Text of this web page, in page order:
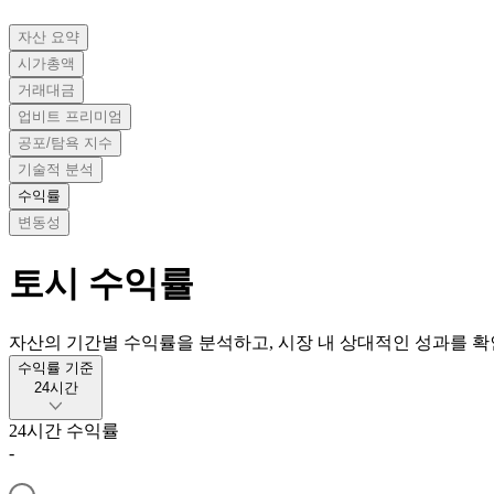
자산 요약
시가총액
거래대금
업비트 프리미엄
공포/탐욕 지수
기술적 분석
수익률
변동성
토시 수익률
자산의 기간별 수익률을 분석하고, 시장 내 상대적인 성과를
수익률 기준
24시간
24시간 수익률
-